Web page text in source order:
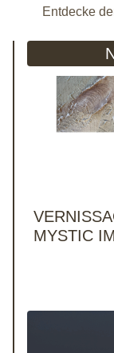
Entdecke
MYSTIC